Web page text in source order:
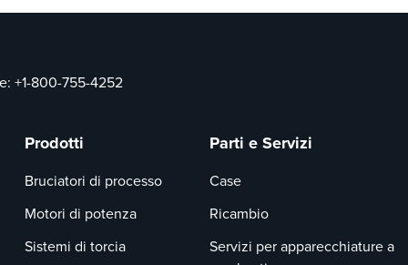
+1-800-755-4252
Prodotti
Bruciatori di processo
Motori di potenza
Sistemi di torcia
Parti e Servizi
Case
Ricambio
Servizi per apparecchiature a